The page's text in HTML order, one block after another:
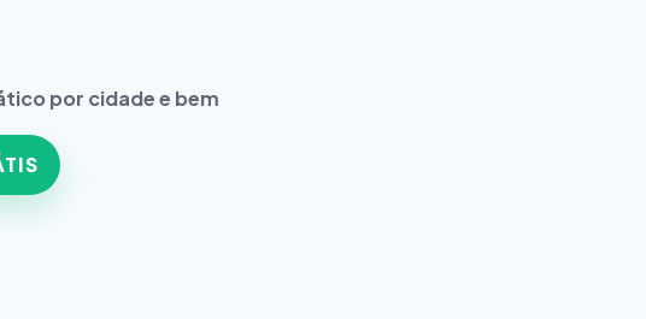
por cidade e bem